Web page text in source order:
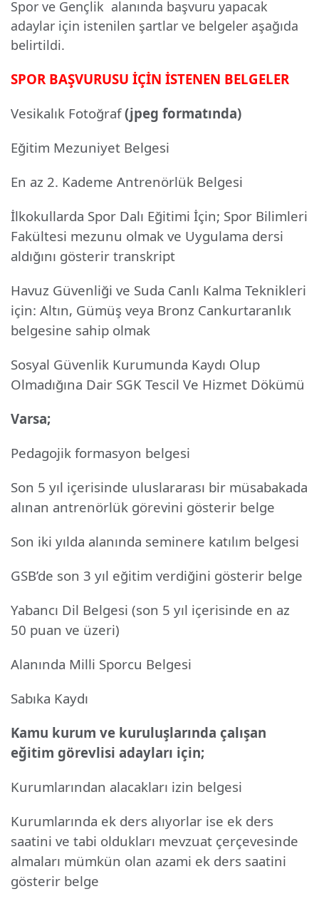
Spor ve Gençlik alanında başvuru yapacak
adaylar için istenilen şartlar ve belgeler aşağıda
belirtildi.
SPOR BAŞVURUSU İÇİN İSTENEN BELGELER
Vesikalık Fotoğraf(jpeg formatında)
Eğitim Mezuniyet Belgesi
En az 2. Kademe Antrenörlük Belgesi
İlkokullarda Spor Dalı Eğitimi İçin; Spor Bilimleri
Fakültesi mezunu olmak ve Uygulama dersi
aldığını gösterir transkript
Havuz Güvenliği ve Suda Canlı Kalma Teknikleri
için: Altın, Gümüş veya Bronz Cankurtaranlık
belgesine sahip olmak
Sosyal Güvenlik Kurumunda Kaydı Olup
Olmadığına Dair SGK Tescil Ve Hizmet Dökümü
Varsa;
Pedagojik formasyon belgesi
Son 5 yıl içerisinde uluslararası bir müsabakada
alınan antrenörlük görevini gösterir belge
Son iki yılda alanında seminere katılım belgesi
GSB’de son 3 yıl eğitim verdiğini gösterir belge
Yabancı Dil Belgesi (son 5 yıl içerisinde en az
50 puan ve üzeri)
Alanında Milli Sporcu Belgesi
Sabıka Kaydı
Kamu kurum ve kuruluşlarında çalışan
eğitim görevlisi adayları için;
Kurumlarından alacakları izin belgesi
Kurumlarında ek ders alıyorlar ise ek ders
saatini ve tabi oldukları mevzuat çerçevesinde
almaları mümkün olan azami ek ders saatini
gösterir belge